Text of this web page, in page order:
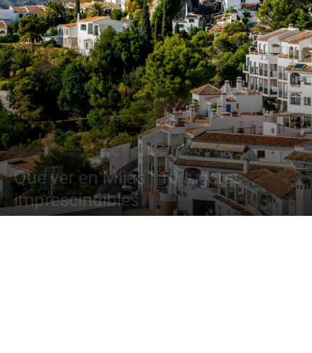
Destinos Europa España Qué ver en Ciudades de Andalucía
Qué ver en Mijas | 10 lugares
imprescindibles